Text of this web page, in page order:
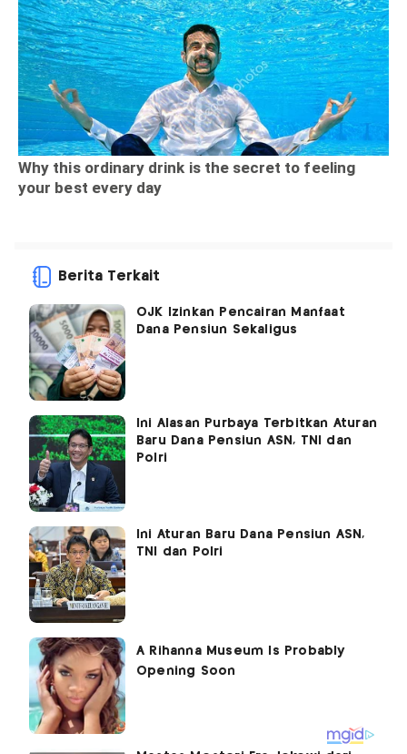
Berita Terkait
OJK Izinkan Pencairan Manfaat
Dana Pensiun Sekaligus
Ini Alasan Purbaya Terbitkan Aturan
Baru Dana Pensiun ASN, TNI dan
Polri
Ini Aturan Baru Dana Pensiun ASN,
TNI dan Polri